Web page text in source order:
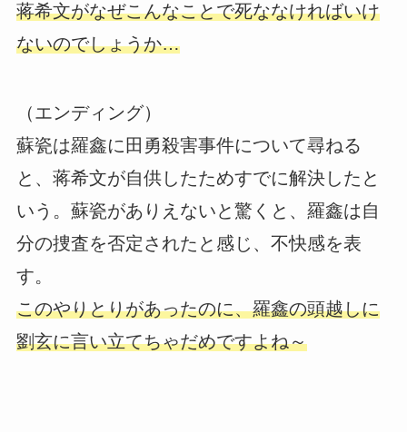
蒋希文がなぜこんなことで死ななければいけ
ないのでしょうか…
（エンディング）
蘇瓷は羅鑫に田勇殺害事件について尋ねる
と、蒋希文が自供したためすでに解決したと
いう。蘇瓷がありえないと驚くと、羅鑫は自
分の捜査を否定されたと感じ、不快感を表
す。
このやりとりがあったのに、羅鑫の頭越しに
劉玄に言い立てちゃだめですよね～